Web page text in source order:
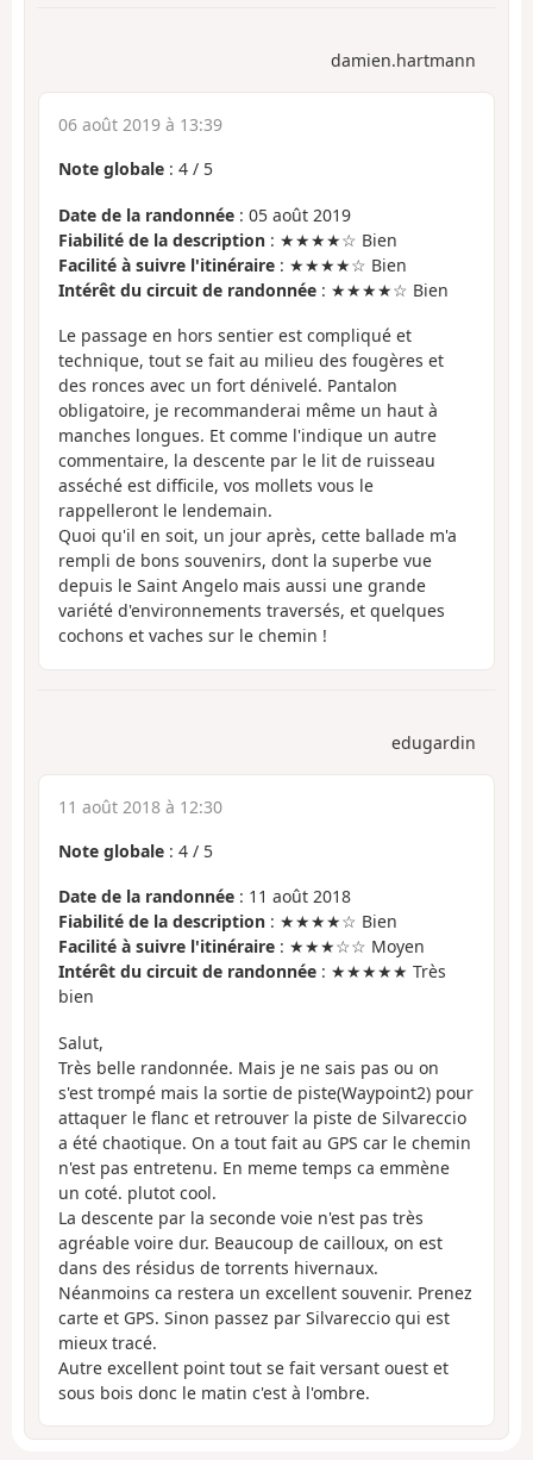
damien.hartmann
06 août 2019 à 13:39
Note globale : 4 / 5
Date de la randonnée : 05 août 2019
Fiabilité de la description : ★★★★☆ Bien
Facilité à suivre l'itinéraire : ★★★★☆ Bien
Intérêt du circuit de randonnée : ★★★★☆ Bien
Le passage en hors sentier est compliqué et
technique, tout se fait au milieu des fougères et
des ronces avec un fort dénivelé. Pantalon
obligatoire, je recommanderai même un haut à
manches longues. Et comme l'indique un autre
commentaire, la descente par le lit de ruisseau
asséché est difficile, vos mollets vous le
rappelleront le lendemain.
Quoi qu'il en soit, un jour après, cette ballade m'a
rempli de bons souvenirs, dont la superbe vue
depuis le Saint Angelo mais aussi une grande
variété d'environnements traversés, et quelques
cochons et vaches sur le chemin !
edugardin
11 août 2018 à 12:30
Note globale : 4 / 5
Date de la randonnée : 11 août 2018
Fiabilité de la description : ★★★★☆ Bien
Facilité à suivre l'itinéraire : ★★★☆☆ Moyen
Intérêt du circuit de randonnée : ★★★★★ Très
bien
Salut,
Très belle randonnée. Mais je ne sais pas ou on
s'est trompé mais la sortie de piste(Waypoint2) pour
attaquer le flanc et retrouver la piste de Silvareccio
a été chaotique. On a tout fait au GPS car le chemin
n'est pas entretenu. En meme temps ca emmène
un coté. plutot cool.
La descente par la seconde voie n'est pas très
agréable voire dur. Beaucoup de cailloux, on est
dans des résidus de torrents hivernaux.
Néanmoins ca restera un excellent souvenir. Prenez
carte et GPS. Sinon passez par Silvareccio qui est
mieux tracé.
Autre excellent point tout se fait versant ouest et
sous bois donc le matin c'est à l'ombre.